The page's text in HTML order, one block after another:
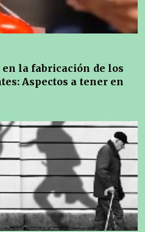
la fabricación de los
Aspectos a tener en